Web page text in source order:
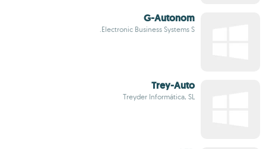
G-Autonom
Electronic Business Systems S.
Trey-Auto
Treyder Informática, SL